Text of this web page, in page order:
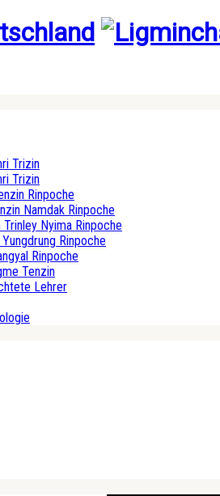
Trizin
Trizin
Rinpoche
Namdak Rinpoche
Nyima Rinpoche
Rinpoche
Rinpoche
Tenzin
Lehrer